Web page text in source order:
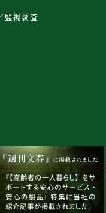
監視調査